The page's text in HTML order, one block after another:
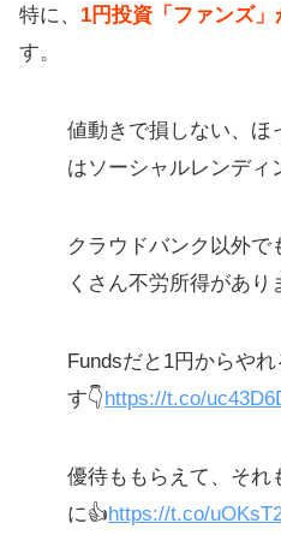
特に、 1円投資「ファンズ
す。
値動きで損しない、ほ
はソーシャルレンディ
クラウドバンク以外で
くさん不労所得があり
Fundsだと1円からや
す👇https://t.co/
優待ももらえて、それ
に👍https://t.co/